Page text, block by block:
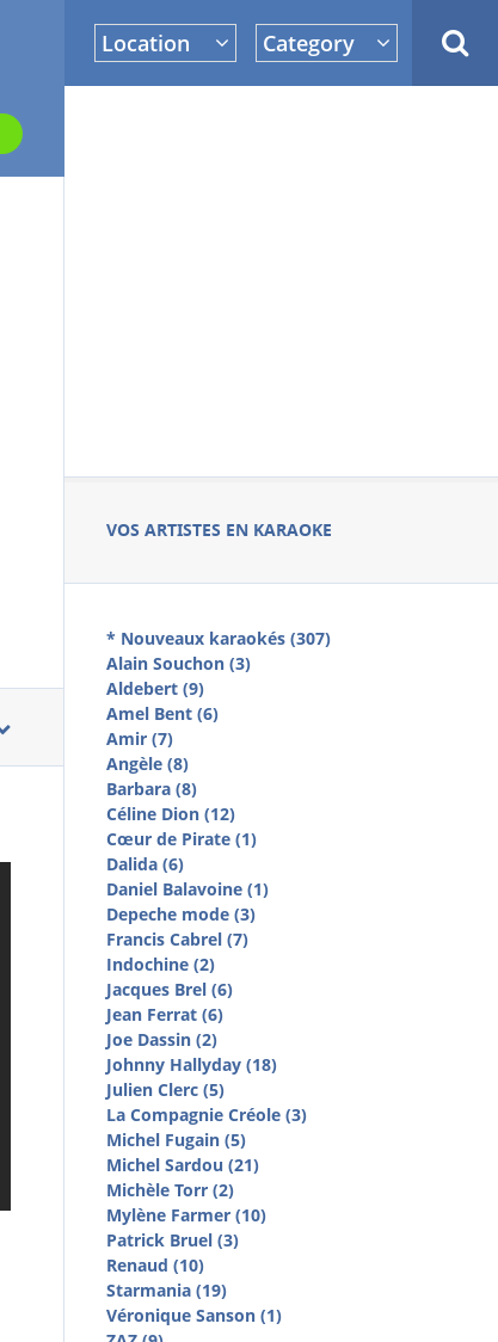
Location Category
VOS ARTISTES EN KARAOKE
* Nouveaux karaokés (307)
Alain Souchon (3)
Aldebert (9)
Amel Bent (6)
Amir (7)
Angèle (8)
Barbara (8)
Céline Dion (12)
Cœur de Pirate (1)
Dalida (6)
Daniel Balavoine (1)
Depeche mode (3)
Francis Cabrel (7)
Indochine (2)
Jacques Brel (6)
Jean Ferrat (6)
Joe Dassin (2)
Johnny Hallyday (18)
Julien Clerc (5)
La Compagnie Créole (3)
Michel Fugain (5)
Michel Sardou (21)
Michèle Torr (2)
Mylène Farmer (10)
Patrick Bruel (3)
Renaud (10)
Starmania (19)
Véronique Sanson (1)